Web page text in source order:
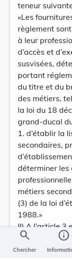
teneur
«Les
règlement
à leur
d’accès et
susvisées,
portant
du titre et du
des métiers,
la loi du 18
grand-ducal
1. d’établir la
secondaires,
déterminer
métiers
(3) de la loi
1988.»
II) A l’article 3
ayant la
«Les
search
Chercher
info